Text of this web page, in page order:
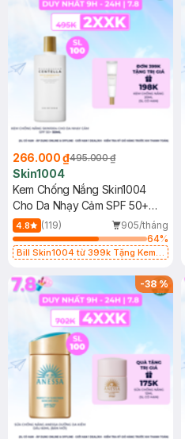
266.000 ₫495.000 ₫
Skin1004
Kem Chống Nắng Skin1004
Cho Da Nhạy Cảm SPF 50+
50ml
4.8 (119)
905/tháng
64%
Bill Skin1004 từ 399k Tặng Kem
SPF 50+ 20ml (SL Có Hạn)
-38%